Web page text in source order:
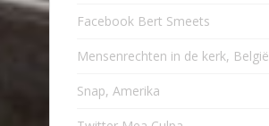
Facebook Bert Smeets
Mensenrechten in de kerk, België
Snap, Amerika